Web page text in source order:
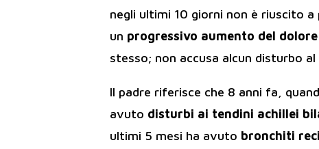
negli ultimi 10 giorni non è riuscito
un progressivo aumento del dolore
stesso; non accusa alcun disturbo
Il padre riferisce che 8 anni fa,
avuto disturbi ai tendini achillei
ultimi 5 mesi ha avuto bronchiti